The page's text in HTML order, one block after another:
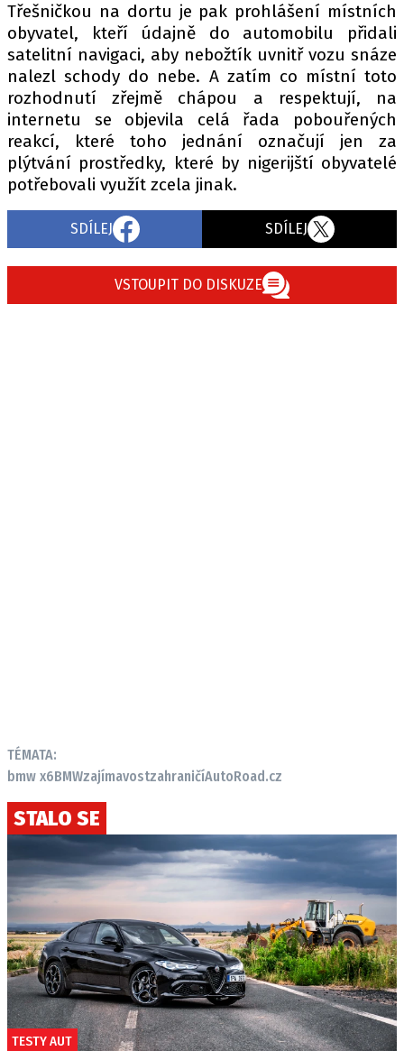
Třešničkou na dortu je pak prohlášení místních
obyvatel, kteří údajně do automobilu přidali
satelitní navigaci, aby nebožtík uvnitř vozu snáze
nalezl schody do nebe. A zatím co místní toto
rozhodnutí zřejmě chápou a respektují, na
internetu se objevila celá řada pobouřených
reakcí, které toho jednání označují jen za
plýtvání prostředky, které by nigerijští obyvatelé
potřebovali využít zcela jinak.
SDÍLEJ SDÍLEJ
VSTOUPIT DO DISKUZE
TÉMATA:
bmw x6BMWzajímavostzahraničíAutoRoad.cz
STALO SE
TESTY AUT